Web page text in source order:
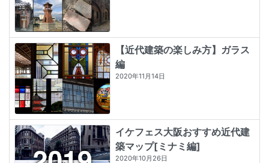
【近代建築の楽しみ方】ガラス
編
2020年11月14日
イケフェス大阪おすすめ近代建
築マップ[ミナミ編]
2020年10月26日